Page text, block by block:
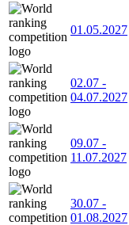
01.05.2027
02.07 -
04.07.2027
09.07 -
11.07.2027
30.07 -
01.08.2027